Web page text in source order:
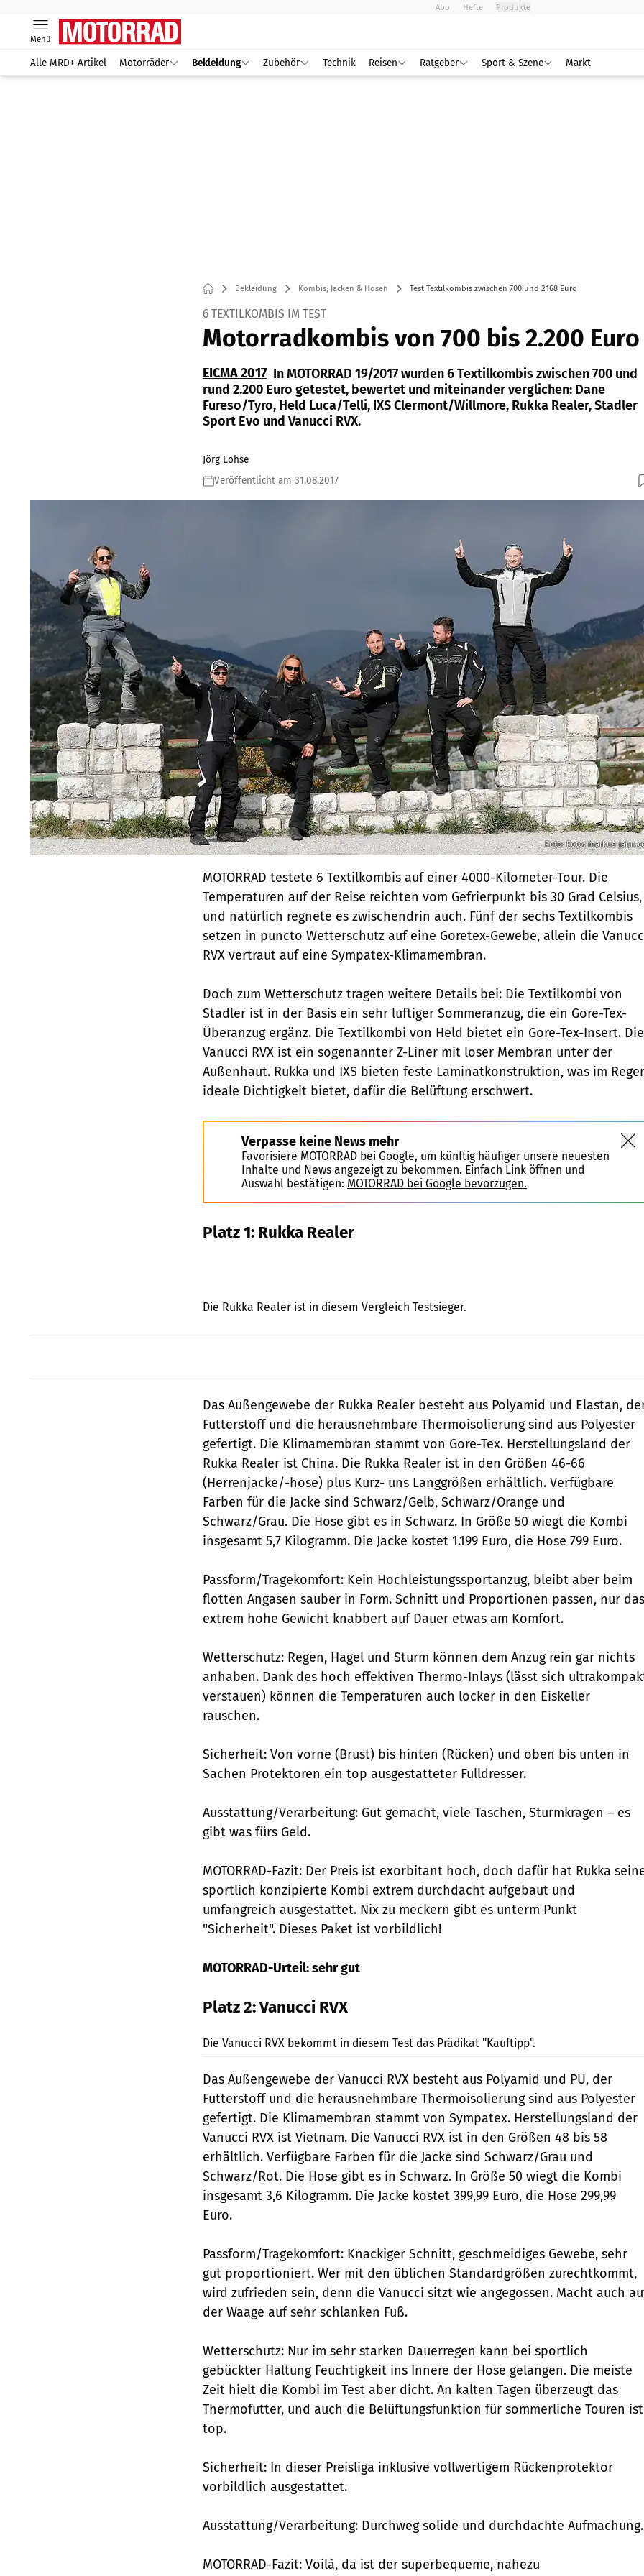
Abo Hefte Produkte
Menü
Alle MRD+ Artikel Motorräder Bekleidung Zubehör Technik Reisen Ratgeber Sport & Szene Markt
Bekleidung Kombis, Jacken & Hosen Test Textilkombis zwischen 700 und 2168 Euro
6 TEXTILKOMBIS IM TEST
Motorradkombis von 700 bis 2.200 Euro
EICMA 2017 In MOTORRAD 19/2017 wurden 6 Textilkombis zwischen 700 und
rund 2.200 Euro getestet, bewertet und miteinander verglichen: Dane
Fureso/Tyro, Held Luca/Telli, IXS Clermont/Willmore, Rukka Realer, Stadler
Sport Evo und Vanucci RVX.
Jörg Lohse
Veröffentlicht am 31.08.2017
Foto: Foto: markus-
MOTORRAD testete 6 Textilkombis auf einer 4000-Kilometer-Tour. Die
Temperaturen auf der Reise reichten vom Gefrierpunkt bis 30 Grad Celsius,
und natürlich regnete es zwischendrin auch. Fünf der sechs Textilkombis
setzen in puncto Wetterschutz auf eine Goretex-Gewebe, allein die
RVX vertraut auf eine Sympatex-Klimamembran.
Doch zum Wetterschutz tragen weitere Details bei: Die Textilkombi von
Stadler ist in der Basis ein sehr luftiger Sommeranzug, die ein Gore-Tex-
Überanzug ergänz. Die Textilkombi von Held bietet ein Gore-Tex-Insert. Die
Vanucci RVX ist ein sogenannter Z-Liner mit loser Membran unter der
Außenhaut. Rukka und IXS bieten feste Laminatkonstruktion, was im
ideale Dichtigkeit bietet, dafür die Belüftung erschwert.
Verpasse keine News mehr
Favorisiere MOTORRAD bei Google, um künftig häufiger unsere neuesten
Inhalte und News angezeigt zu bekommen. Einfach Link öffnen und
Auswahl bestätigen: MOTORRAD bei Google bevorzugen.
Platz 1: Rukka Realer
Die Rukka Realer ist in diesem Vergleich Testsieger.
Das Außengewebe der Rukka Realer besteht aus Polyamid und Elastan,
Futterstoff und die herausnehmbare Thermoisolierung sind aus Polyester
gefertigt. Die Klimamembran stammt von Gore-Tex. Herstellungsland der
Rukka Realer ist China. Die Rukka Realer ist in den Größen 46-66
(Herrenjacke/-hose) plus Kurz- uns Langgrößen erhältlich. Verfügbare
Farben für die Jacke sind Schwarz/Gelb, Schwarz/Orange und
Schwarz/Grau. Die Hose gibt es in Schwarz. In Größe 50 wiegt die Kombi
insgesamt 5,7 Kilogramm. Die Jacke kostet 1.199 Euro, die Hose 799 Euro.
Passform/Tragekomfort: Kein Hochleistungssportanzug, bleibt aber beim
flotten Angasen sauber in Form. Schnitt und Proportionen passen, nur das
extrem hohe Gewicht knabbert auf Dauer etwas am Komfort.
Wetterschutz: Regen, Hagel und Sturm können dem Anzug rein gar nichts
anhaben. Dank des hoch effektiven Thermo-Inlays (lässt sich
verstauen) können die Temperaturen auch locker in den Eiskeller
rauschen.
Sicherheit: Von vorne (Brust) bis hinten (Rücken) und oben bis unten in
Sachen Protektoren ein top ausgestatteter Fulldresser.
Ausstattung/Verarbeitung: Gut gemacht, viele Taschen, Sturmkragen – es
gibt was fürs Geld.
MOTORRAD-Fazit: Der Preis ist exorbitant hoch, doch dafür hat Rukka
sportlich konzipierte Kombi ­extrem durchdacht aufgebaut und
umfangreich ausgestattet. Nix zu meckern gibt es unterm Punkt
"Sicherheit". Dieses Paket ist vorbildlich!
MOTORRAD-Urteil: sehr gut
Platz 2: Vanucci RVX
Die Vanucci RVX bekommt in diesem Test das Prädikat "Kauftipp".
Das Außengewebe der Vanucci RVX besteht aus Polyamid und PU, der
Futterstoff und die herausnehmbare Thermoisolierung sind aus Polyester
gefertigt. Die Klimamembran stammt von Sympatex. Herstellungsland der
Vanucci RVX ist Vietnam. Die Vanucci RVX ist in den Größen 48 bis 58
erhältlich. Verfügbare Farben für die Jacke sind Schwarz/Grau und
Schwarz/Rot. Die Hose gibt es in Schwarz. In Größe 50 wiegt die Kombi
insgesamt 3,6 Kilogramm. Die Jacke kostet 399,99 Euro, die Hose 299,99
Euro.
Passform/Tragekomfort: Knackiger Schnitt, geschmeidiges Gewebe, sehr
gut proportioniert. Wer mit den üblichen Standardgrößen ­zurechtkommt,
wird zufrieden sein, denn die Vanucci sitzt wie angegossen. Macht auch
der Waage auf sehr schlanken Fuß.
Wetterschutz: Nur im sehr starken Dauerregen kann bei sportlich
gebückter Haltung Feuchtigkeit ins Innere der Hose gelangen. Die meiste
Zeit hielt die Kombi im Test aber dicht. An kalten Tagen überzeugt das
Thermofutter, und auch die Belüftungsfunktion für sommerliche Touren ist
top.
Sicherheit: In dieser Preisliga inklusive vollwertigem Rückenprotektor
vorbildlich ausgestattet.
Ausstattung/Verarbeitung: Durchweg solide und durchdachte Aufmachung.
MOTORRAD-Fazit: Voilà, da ist der superbequeme, nahezu